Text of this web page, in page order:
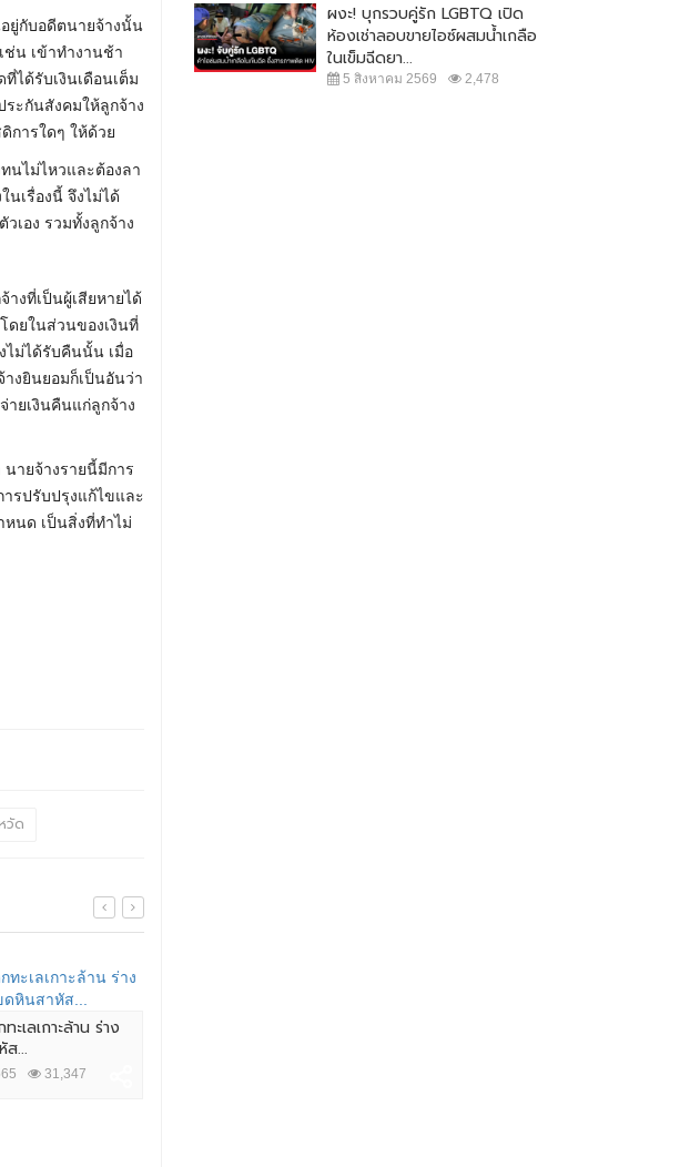
อยู่กับอดีตนายจ้างนั้น
ช่น เข้าทำงานช้า
ได้รับเงินเดือนเต็ม
ระกันสังคมให้ลูกจ้าง
การใดๆ ให้ด้วย
นไม่ไหวและต้องลา
นเรื่องนี้ จึงไม่ได้
เอง รวมทั้งลูกจ้าง
งที่เป็นผู้เสียหายได้
ดยในส่วนของเงินที่
ไม่ได้รับคืนนั้น เมื่อ
งยินยอมก็เป็นอันว่า
ายเงินคืนแก่ลูกจ้าง
ายจ้างรายนี้มีการ
ารปรับปรุงแก้ไขและ
หนด เป็นสิ่งที่ทำไม่
วัด
เลเกาะล้าน ร่าง
ส...
31,347
ผงะ! บุกรวบคู่รัก LGBTQ เปิด
ห้องเช่าลอบขายไอซ์ผสมน้ำเกลือ
ในเข็มฉีดยา...
5 สิงหาคม 2569 2,478